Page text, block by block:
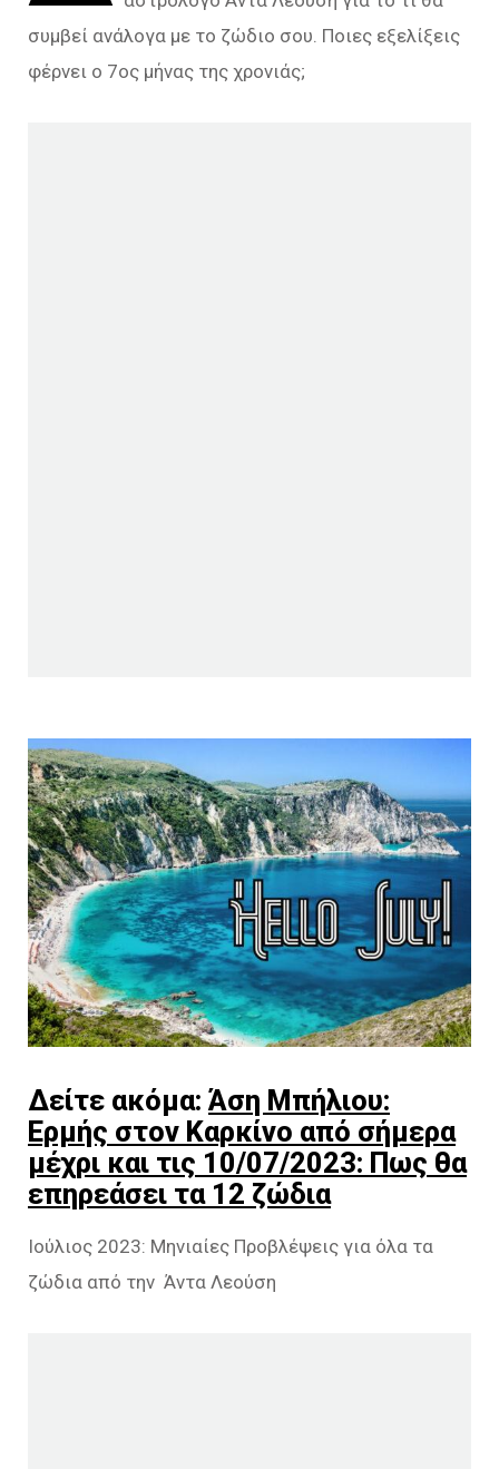
συμβεί ανάλογα με το ζώδιο σου. Ποιες εξελίξεις
φέρνει ο 7ος μήνας της χρονιάς;
Δείτε ακόμα: Άση Μπήλιου:
Ερμής στον Καρκίνο από σήμερα
μέχρι και τις 10/07/2023: Πως θα
επηρεάσει τα 12 ζώδια
Ιούλιος 2023: Μηνιαίες Προβλέψεις για όλα τα
ζώδια από την Άντα Λεούση